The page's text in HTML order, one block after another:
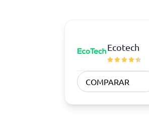
Ecotech
COMPARAR